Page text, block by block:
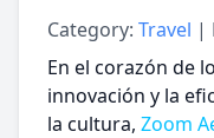
Category: Travel |
En el corazón de
innovación y la
la cultura, Zoom